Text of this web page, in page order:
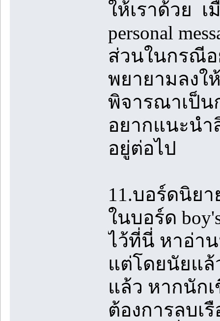
ให้เราด้วย
personal
ส่วนในกรณีอ
พยายามลงใ
พิจารณาเป็น
อยากแนะนำ
อยู่ต่อไป
11.บอร์ดนิย
ในบอร์ด
ไว้ที่นี่ หาอ่า
แต่โดยนัยแล้
แล้ว หากนัก
ต้องการลบเ